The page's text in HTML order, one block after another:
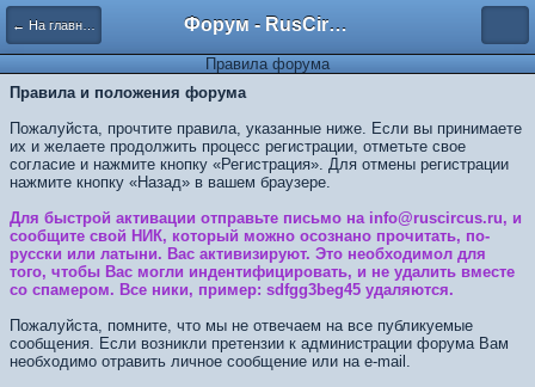
← На главную Форум - RusCircus.ru
Правила форума
Правила и положения форума
Пожалуйста, прочтите правила, указанные ниже. Если вы принимаете
их и желаете продолжить процесс регистрации, отметьте свое
согласие и нажмите кнопку «Регистрация». Для отмены регистрации
нажмите кнопку «Назад» в вашем браузере.
Для быстрой активации отправьте письмо на info@ruscircus.ru, и
сообщите свой НИК, который можно осознано прочитать, по-
русски или латыни. Вас активизируют. Это необходимол для
того, чтобы Вас могли индентифицировать, и не удалить вместе
со спамером. Все ники, пример: sdfgg3beg45 удаляются.
Пожалуйста, помните, что мы не отвечаем на все публикуемые
сообщения. Если возникли претензии к администрации форума Вам
необходимо отравить личное сообщение или на e-mail.